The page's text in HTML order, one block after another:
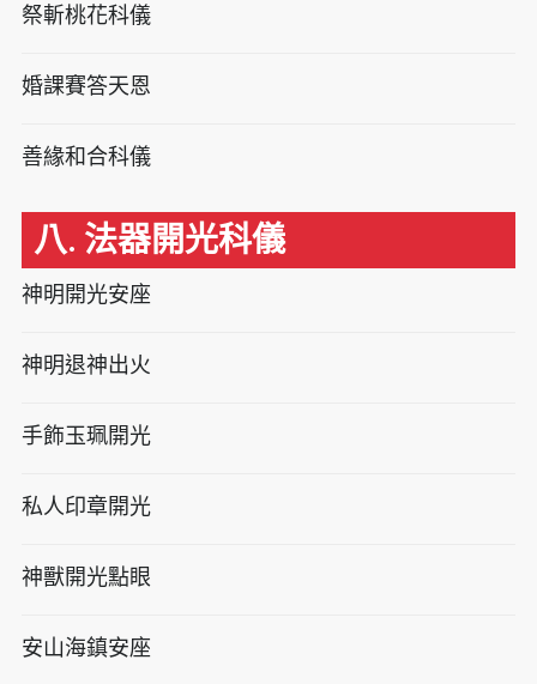
祭斬桃花科儀
婚課賽答天恩
善緣和合科儀
八. 法器開光科儀
神明開光安座
神明退神出火
手飾玉珮開光
私人印章開光
神獸開光點眼
安山海鎮安座